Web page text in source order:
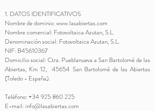
1. DATOS IDENTIFICATIVOS
Nombre de dominio:www.lasabiertas.com
Nombre comercial: Fotovoltaica Azutan, S.L.
Denominación social: Fotovoltaica Azutan, S.L.
NIF: B45610367
Domicilio social: Ctra. Pueblanueva a San Bartolomé de las
Abiertas, Km 12, 45654 San Bartolomé de las Abiertas
(Toledo - España).
Teléfono:+34 925 860 225
E-mail: info@lasabiertas.com